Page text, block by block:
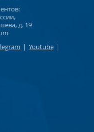
д. 19
| Youtube |